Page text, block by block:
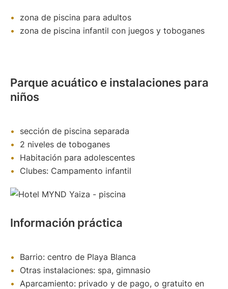
zona de piscina para adultos
zona de piscina infantil con juegos y toboganes
Parque acuático e instalaciones para
niños
sección de piscina separada
2 niveles de toboganes
Habitación para adolescentes
Clubes: Campamento infantil
Información práctica
Barrio: centro de Playa Blanca
Otras instalaciones: spa, gimnasio
Aparcamiento: privado y de pago, o gratuito en